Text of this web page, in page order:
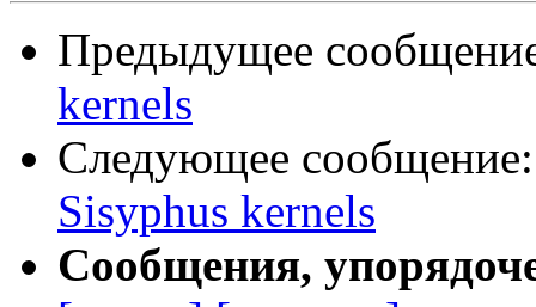
Предыдущее
kernels
Следующее
Sisyphus kernels
Сообщения,